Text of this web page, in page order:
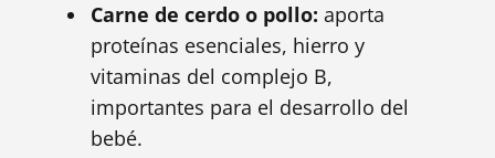
Carne de cerdo o pollo: aporta
proteínas esenciales, hierro y
vitaminas del complejo B,
importantes para el desarrollo del
bebé.